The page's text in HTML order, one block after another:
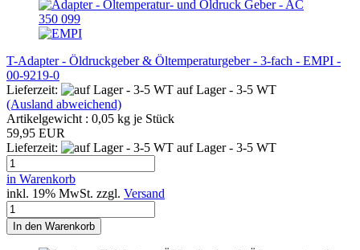
T-Adapter - Öldruckgeber & Öltemperaturgeber - 3-fach - EMPI -
00-9219-0
Lieferzeit:
auf Lager - 3-5 WT
(Ausland abweichend)
Artikelgewicht : 0,05 kg je Stück
59,95 EUR
Lieferzeit:
auf Lager - 3-5 WT
in Warenkorb
inkl. 19% MwSt. zzgl. Versand
In den Warenkorb